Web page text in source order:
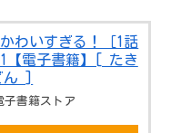
わいすぎる！［1話
電子書籍】[ たき
ん ]
子書籍ストア